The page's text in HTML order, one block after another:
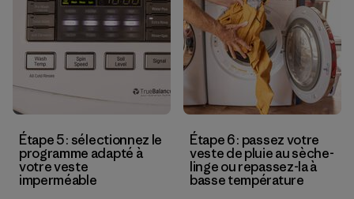
Étape 5 : sélectionnez le
programme adapté à
votre veste
imperméable
Étape 6 : passez votre
veste de pluie au sèche-
linge ou repassez-la à
basse température